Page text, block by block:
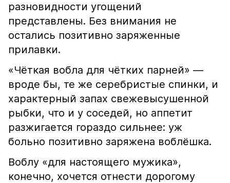
разновидности угощений
представлены. Без внимания не
остались позитивно заряженные
прилавки.
«Чёткая вобла для чётких парней» —
вроде бы, те же серебристые спинки, и
характерный запах свежевысушенной
рыбки, что и у соседей, но аппетит
разжигается гораздо сильнее: уж
больно позитивно заряжена воблёшка.
Воблу «для настоящего мужика»,
конечно, хочется отнести дорогому